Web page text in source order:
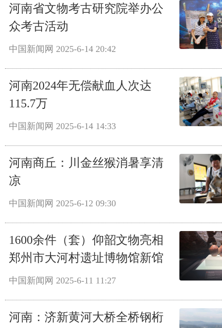
河南省文物考古研究院举办公
众考古活动
中国新闻网 2025-6-14 20:42
河南2024年无偿献血人次达
115.7万
中国新闻网 2025-6-14 14:33
河南商丘：川金丝猴消暑享清
凉
中国新闻网 2025-6-12 09:30
1600余件（套）仰韶文物亮相
郑州市大河村遗址博物馆新馆
中国新闻网 2025-6-11 11:27
河南：济新黄河大桥全桥钢桁